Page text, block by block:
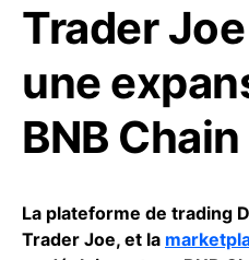
Trader
une
BNB Chain
La plateforme de trading
Trader Joe, et la